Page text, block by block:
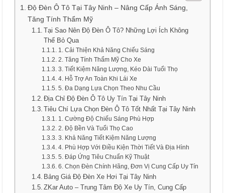
Độ Đèn Ô Tô Tại Tây Ninh – Nâng Cấp Ánh Sáng,
Tăng Tính Thẩm Mỹ
Tại Sao Nên Độ Đèn Ô Tô? Những Lợi Ích Không
Thể Bỏ Qua
1. Cải Thiện Khả Năng Chiếu Sáng
2. Tăng Tính Thẩm Mỹ Cho Xe
3. Tiết Kiệm Năng Lượng, Kéo Dài Tuổi Thọ
4. Hỗ Trợ An Toàn Khi Lái Xe
5. Đa Dạng Lựa Chọn Theo Nhu Cầu
Địa Chỉ Độ Đèn Ô Tô Uy Tín Tại Tây Ninh
Tiêu Chí Lựa Chọn Đèn Ô Tô Tốt Nhất Tại Tây Ninh
1. Cường Độ Chiếu Sáng Phù Hợp
2. Độ Bền Và Tuổi Thọ Cao
3. Khả Năng Tiết Kiệm Năng Lượng
4. Phù Hợp Với Điều Kiện Thời Tiết Và Địa Hình
5. Đáp Ứng Tiêu Chuẩn Kỹ Thuật
6. Chọn Đèn Chính Hãng, Đơn Vị Cung Cấp Uy Tín
Bảng Giá Độ Đèn Xe Hơi Tại Tây Ninh
ZKar Auto – Trung Tâm Độ Xe Uy Tín, Cung Cấp